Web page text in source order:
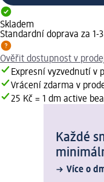
Skladem
Standardní doprava za 1-
Ověřit dostupnost v
Expresní vyzvednutí v
Vrácení zdarma v
25 Kč = 1 dm active
Každé
Více o